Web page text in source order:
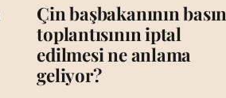
Çin başbakanının basın
toplantısının iptal
edilmesi ne anlama
geliyor?